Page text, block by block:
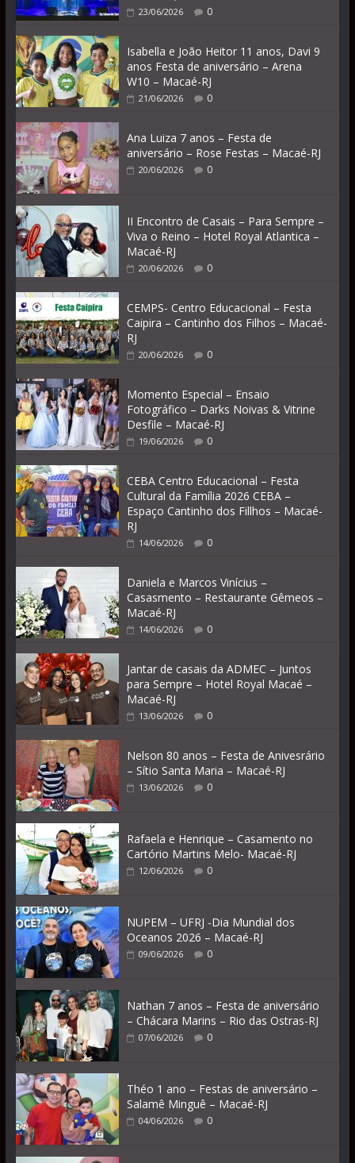
23/06/2026 0
Isabella e João Heitor 11 anos, Davi 9
anos Festa de aniversário – Arena
W10 – Macaé-RJ
21/06/2026 0
Ana Luiza 7 anos – Festa de
aniversário – Rose Festas – Macaé-RJ
20/06/2026 0
II Encontro de Casais – Para Sempre –
Viva o Reino – Hotel Royal Atlantica –
Macaé-RJ
20/06/2026 0
CEMPS- Centro Educacional – Festa
Caipira – Cantinho dos Filhos – Macaé-
RJ
20/06/2026 0
Momento Especial – Ensaio
Fotográfico – Darks Noivas & Vitrine
Desfile – Macaé-RJ
19/06/2026 0
CEBA Centro Educacional – Festa
Cultural da Família 2026 CEBA –
Espaço Cantinho dos Fillhos – Macaé-
RJ
14/06/2026 0
Daniela e Marcos Vinícius –
Casasmento – Restaurante Gêmeos –
Macaé-RJ
14/06/2026 0
Jantar de casais da ADMEC – Juntos
para Sempre – Hotel Royal Macaé –
Macaé-RJ
13/06/2026 0
Nelson 80 anos – Festa de Anivesrário
– Sítio Santa Maria – Macaé-RJ
13/06/2026 0
Rafaela e Henrique – Casamento no
Cartório Martins Melo- Macaé-RJ
12/06/2026 0
NUPEM – UFRJ -Dia Mundial dos
Oceanos 2026 – Macaé-RJ
09/06/2026 0
Nathan 7 anos – Festa de aniversário
– Chácara Marins – Rio das Ostras-RJ
07/06/2026 0
Théo 1 ano – Festas de aniversário –
Salamê Minguê – Macaé-RJ
04/06/2026 0